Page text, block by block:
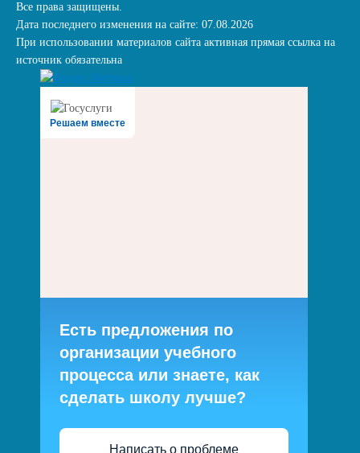
Все права защищены.
Дата последнего изменения на сайте: 07.08.2026
При использовании материалов сайта активная прямая ссылка на
источник обязательна
Решаем вместе
Есть предложения по
организации учебного
процесса или знаете, как
сделать школу лучше?
Написать о проблеме